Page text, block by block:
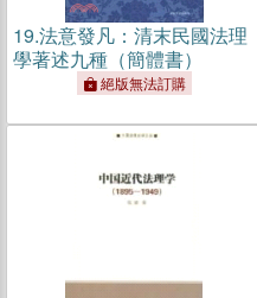
19.法意發凡：清末民國法理
學著述九種（簡體書）
絕版無法訂購